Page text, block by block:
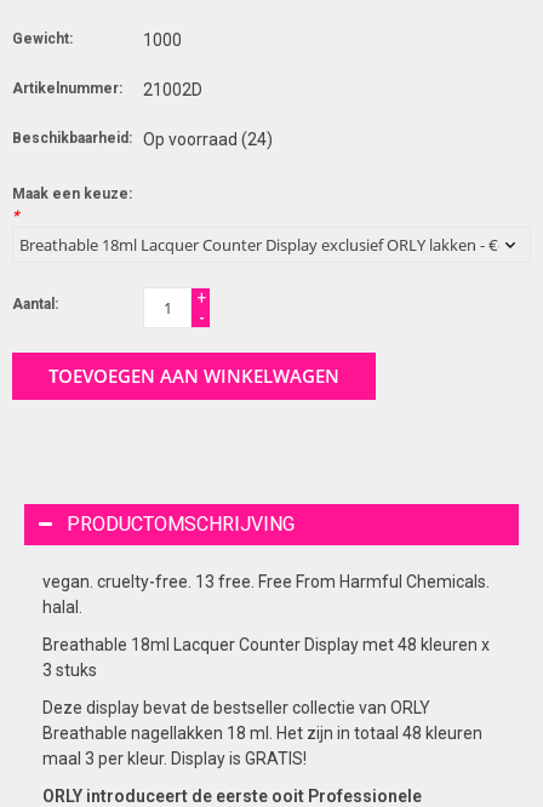
Gewicht: 1000
Artikelnummer: 21002D
Beschikbaarheid: Op voorraad (24)
Maak een keuze:
*
Aantal:
+
-
TOEVOEGEN AAN WINKELWAGEN
PRODUCTOMSCHRIJVING
vegan. cruelty-free. 13 free. Free From Harmful Chemicals.
halal.
Breathable 18ml Lacquer Counter Display met 48 kleuren x
3 stuks
Deze display bevat de bestseller collectie van ORLY
Breathable nagellakken 18 ml. Het zijn in totaal 48 kleuren
maal 3 per kleur. Display is GRATIS!
ORLY introduceert de eerste ooit Professionele